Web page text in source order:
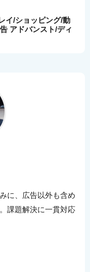
イ/ショッピング/動
アドバンスト/ディ
に、広告以外も含め
課題解決に一貫対応